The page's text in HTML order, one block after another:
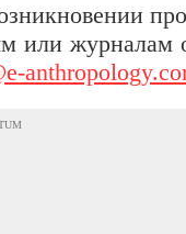
или журналам